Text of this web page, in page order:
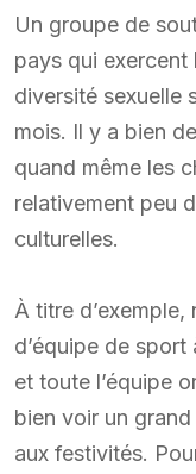
Un groupe de
pays qui exercent
diversité sexuelle
mois. Il y a bien
quand même les
relativement peu
culturelles.
À titre d’exemple,
d’équipe de
et toute l’équipe
bien voir un
aux festivités.